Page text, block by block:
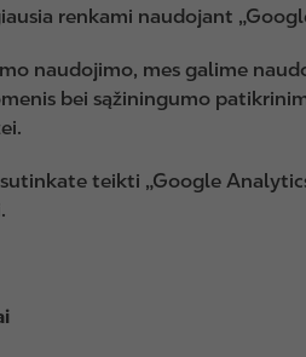
renkami naudojant
naudojimo, mes galime
bei sąžiningumo
teikti „Google